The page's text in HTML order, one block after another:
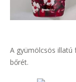
A gyümölcsös illatú
bőrét.